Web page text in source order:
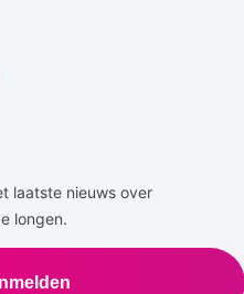
laatste nieuws over
longen.